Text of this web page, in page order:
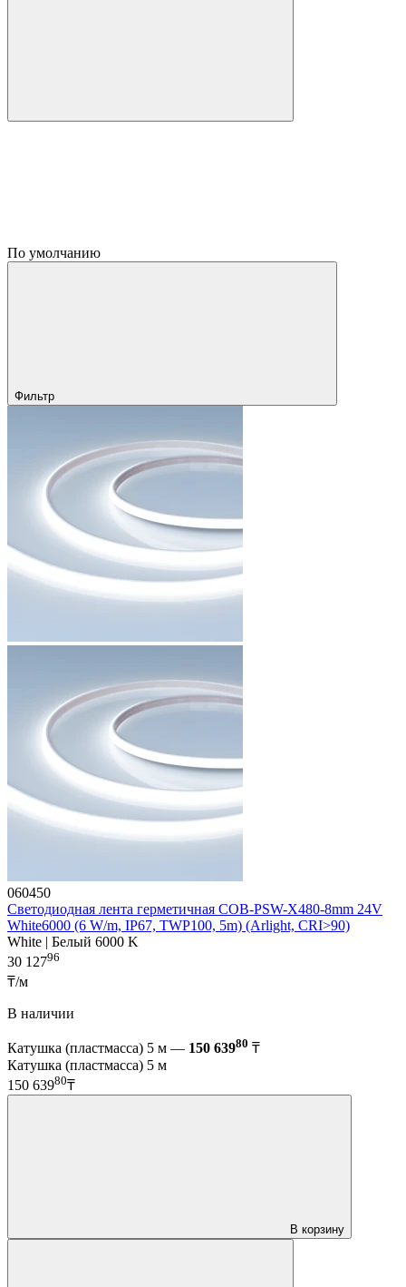
По умолчанию
Фильтр
060450
Светодиодная лента герметичная COB-PSW-X480-8mm 24V
White6000 (6 W/m, IP67, TWP100, 5m) (Arlight, CRI>90)
White | Белый 6000 K
30 12796
₸/м
В наличии
Катушка (пластмасса) 5 м — 150 63980 ₸
Катушка (пластмасса) 5 м
150 63980₸
В корзину